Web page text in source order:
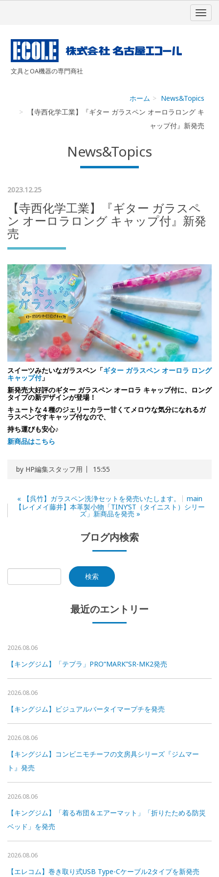
文具とOA機器の専門商社
ホーム
News&Topics
【寺西化学工業】『ギター ガラスペン オーロラロング キ
ャップ付』新発売
News&Topics
2023.12.25
【寺西化学工業】『ギター ガラスペ
ン オーロラロング キャップ付』新発
売
スイーツみたいなガラスペン「ギター ガラスペン オーロラ ロング
キャップ付」
新発売大好評のギター ガラスペン オーロラ キャップ付に、ロング
タイプの新デザインが登場！
キュートな４種のジェリーカラー甘くてメロウな気分になれるガ
ラスペンですキャップ付なので、
持ち運びも安心♪
新商品はこちら
by HP編集スタッフ用 15:55
« 【呉竹】ガラスペン洗浄セットを発売いたします。
main
【レイメイ藤井】本革製小物「TINY’ST（タイニスト）シリー
ズ」新商品を発売 »
ブログ内検索
最近のエントリー
2026.08.06
【キングジム】「テプラ」PRO“MARK”SR-MK2発売
2026.08.06
【キングジム】ビジュアルバータイマープチを発売
2026.08.06
【キングジム】コンビニモチーフの文房具シリーズ『ジムマー
ト』発売
2026.08.06
【キングジム】「着る布団＆エアーマット」「折りたためる防災
ベッド」を発売
2026.08.06
【エレコム】巻き取り式USB Type-Cケーブル2タイプを新発売